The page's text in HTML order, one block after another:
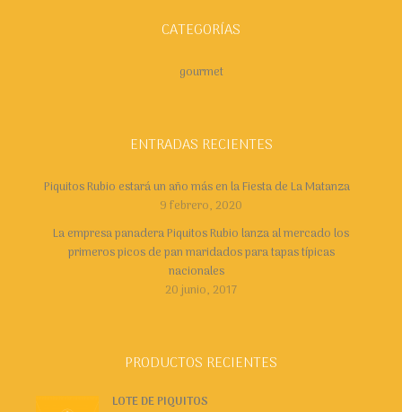
CATEGORÍAS
gourmet
ENTRADAS RECIENTES
Piquitos Rubio estará un año más en la Fiesta de La Matanza
9 febrero, 2020
La empresa panadera Piquitos Rubio lanza al mercado los
primeros picos de pan maridados para tapas típicas
nacionales
20 junio, 2017
PRODUCTOS RECIENTES
LOTE DE PIQUITOS